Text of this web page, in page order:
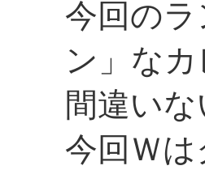
今回の
ン」な
間違いな
今回Ｗ